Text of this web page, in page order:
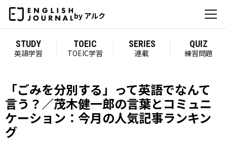
by アルク
STUDY
英語学習
TOEIC
TOEIC学習
SERIES
連載
QUIZ
練習問題
「ごみを分別する」って英語でなんて
言う？／茂木健一郎の言葉とコミュニ
ケーション：今月の人気記事ランキン
グ